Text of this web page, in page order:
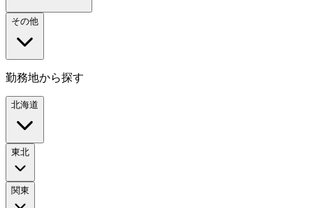
その他
勤務地から探す
北海道
東北
関東